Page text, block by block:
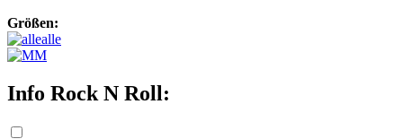
Größen:
alle
M
Info Rock N Roll: